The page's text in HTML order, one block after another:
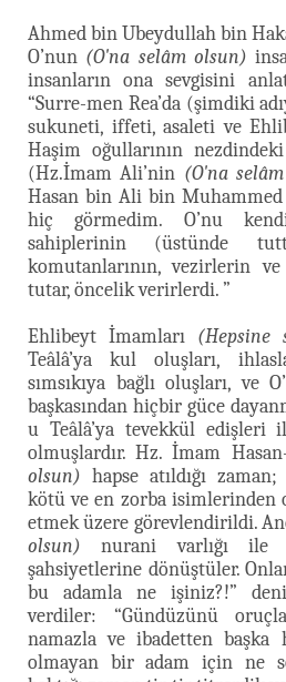
Ahmed bin Ubeydullah bin
O’nun (O'na selâm olsun)
insanların ona sevgisini
“Surre-men Rea’da (şimdiki
sukuneti, iffeti, asaleti ve
Haşim oğullarının
(Hz.İmam Ali’nin (O'na
Hasan bin Ali bin
hiç görmedim. O’nu
sahiplerinin (üstünde
komutanlarının, vezirlerin
tutar, öncelik verirlerdi. ”
Ehlibeyt İmamları (Hepsine
Teâlâ’ya kul oluşları,
sımsıkıya bağlı oluşları, ve
başkasından hiçbir güce
u Teâlâ’ya tevekkül edişleri
olmuşlardır. Hz. İmam
olsun) hapse atıldığı
kötü ve en zorba
etmek üzere görevlendirildi.
olsun) nurani varlığı ile
şahsiyetlerine dönüştüler.
bu adamla ne işiniz?!”
verdiler: “Gündüzünü
namazla ve ibadetten
olmayan bir adam için ne